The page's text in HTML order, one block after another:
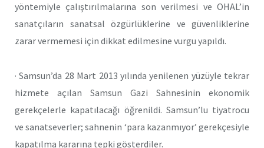
yöntemiyle çalıştırılmalarına son verilmesi ve OHAL’in
sanatçıların sanatsal özgürlüklerine ve güvenliklerine
zarar vermemesi için dikkat edilmesine vurgu yapıldı.
· Samsun’da 28 Mart 2013 yılında yenilenen yüzüyle tekrar
hizmete açılan Samsun Gazi Sahnesinin ekonomik
gerekçelerle kapatılacağı öğrenildi. Samsun’lu tiyatrocu
ve sanatseverler; sahnenin ‘para kazanmıyor’ gerekçesiyle
kapatılma kararına tepki gösterdiler.